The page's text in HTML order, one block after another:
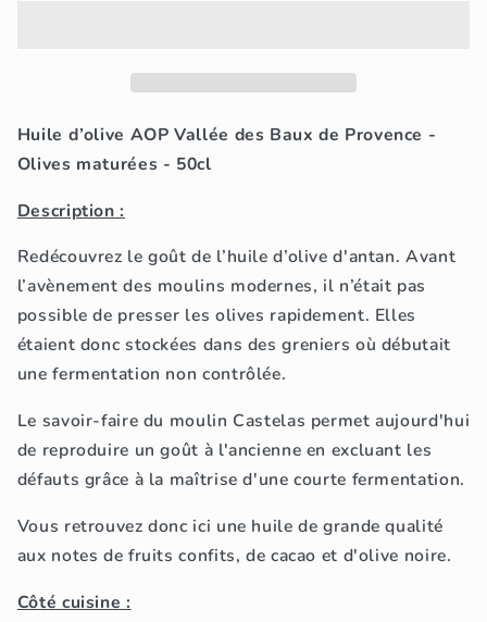
de
Provence
Olives
maturées
-
50cl
-
Amouriès
de
Provence
-
-
Amouriès
Huile d’olive AOP Vallée des Baux de Provence -
Olives maturées - 50cl
Description :
Redécouvrez le goût de l’huile d’olive d'antan. Avant
l’avènement des moulins modernes, il n’était pas
possible de presser les olives rapidement. Elles
étaient donc stockées dans des greniers où débutait
une fermentation non contrôlée.
Le savoir-faire du moulin Castelas permet aujourd'hui
de reproduire un goût à l'ancienne en excluant les
défauts grâce à la maîtrise d'une courte fermentation.
Vous retrouvez donc ici une huile de grande qualité
aux notes de fruits confits, de cacao et d'olive noire.
Côté cuisine :